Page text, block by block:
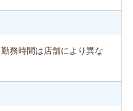
務時間は店舗により異な